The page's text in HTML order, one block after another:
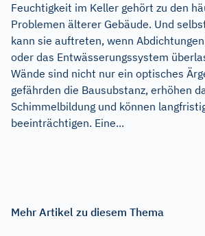
Feuchtigkeit im Keller gehört zu den
Problemen älterer Gebäude. Und
kann sie auftreten, wenn
oder das Entwässerungssystem
Wände sind nicht nur ein optisches
gefährden die Bausubstanz, erhöhen
Schimmelbildung und können
beeinträchtigen. Eine...
Mehr Artikel zu diesem Thema